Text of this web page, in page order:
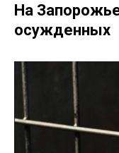
На
осужденных